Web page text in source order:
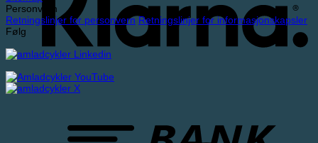
Personvern
Retningslinjer for personvern Retningslinjer for informasjonskapsler
Følg